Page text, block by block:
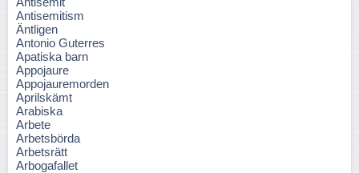
Antisemitism
Äntligen
Antonio Guterres
Apatiska barn
Appojaure
Appojauremorden
Aprilskämt
Arabiska
Arbete
Arbetsbörda
Arbetsrätt
Arbogafallet